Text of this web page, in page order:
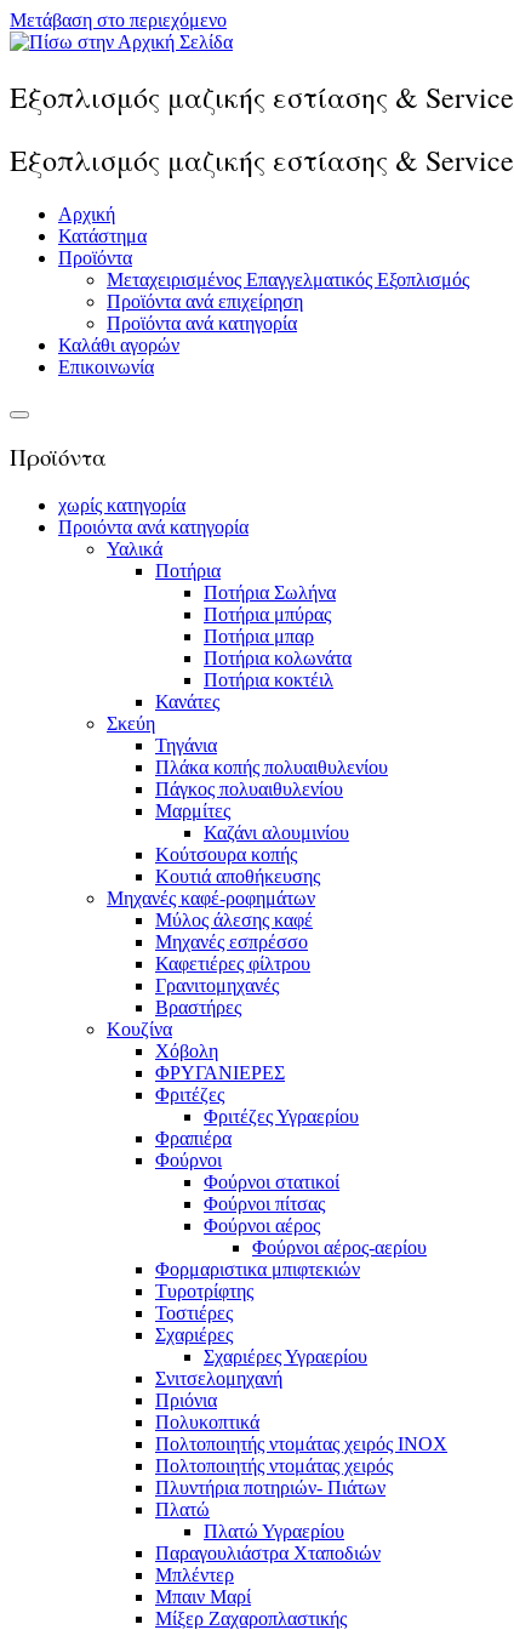
Μετάβαση στο περιεχόμενο
Εξοπλισμός μαζικής εστίασης & Service
Εξοπλισμός μαζικής εστίασης & Service
Αρχική
Κατάστημα
Προϊόντα
Μεταχειρισμένος Επαγγελματικός Εξοπλισμός
Προϊόντα ανά επιχείρηση
Προϊόντα ανά κατηγορία
Καλάθι αγορών
Επικοινωνία
Προϊόντα
χωρίς κατηγορία
Προιόντα ανά κατηγορία
Υαλικά
Ποτήρια
Ποτήρια Σωλήνα
Ποτήρια μπύρας
Ποτήρια μπαρ
Ποτήρια κολωνάτα
Ποτήρια κοκτέιλ
Κανάτες
Σκεύη
Τηγάνια
Πλάκα κοπής πολυαιθυλενίου
Πάγκος πολυαιθυλενίου
Μαρμίτες
Καζάνι αλουμινίου
Κούτσουρα κοπής
Κουτιά αποθήκευσης
Μηχανές καφέ-ροφημάτων
Μύλος άλεσης καφέ
Μηχανές εσπρέσσο
Καφετιέρες φίλτρου
Γρανιτομηχανές
Βραστήρες
Κουζίνα
Χόβολη
ΦΡΥΓΑΝΙΕΡΕΣ
Φριτέζες
Φριτέζες Υγραερίου
Φραπιέρα
Φούρνοι
Φούρνοι στατικοί
Φούρνοι πίτσας
Φούρνοι αέρος
Φούρνοι αέρος-αερίου
Φορμαριστικα μπιφτεκιών
Τυροτρίφτης
Τοστιέρες
Σχαριέρες
Σχαριέρες Υγραερίου
Σνιτσελομηχανή
Πριόνια
Πολυκοπτικά
Πολτοποιητής ντομάτας χειρός ΙΝΟΧ
Πολτοποιητής ντομάτας χειρός
Πλυντήρια ποτηριών- Πιάτων
Πλατώ
Πλατώ Υγραερίου
Παραγουλιάστρα Χταποδιών
Μπλέντερ
Μπαιν Μαρί
Μίξερ Ζαχαροπλαστικής